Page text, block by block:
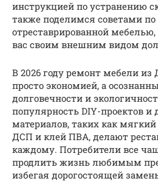
инструкцией по устранению
также поделимся советами по
отреставрированной
вас своим внешним видом
В 2026 году ремонт мебели из
просто экономией, а
долговечности и
популярность DIY-проектов и
материалов, таких как
ДСП и клей ПВА, делают
каждому. Потребители все
продлить жизнь любимым
избегая дорогостоящей